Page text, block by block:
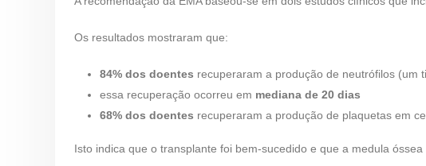
Os resultados mostraram que:
84% dos doentes recuperaram a produção de neutrófilos (um
essa recuperação ocorreu em mediana de 20 dias
68% dos doentes recuperaram a produção de plaquetas em
Isto indica que o transplante foi bem-sucedido e que a medula